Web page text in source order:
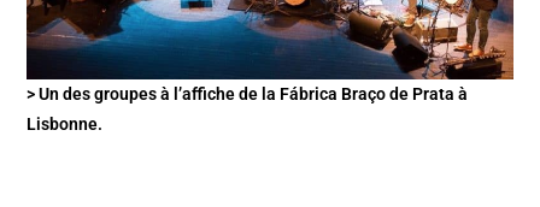
> Un des groupes à l’affiche de la Fábrica Braço de Prata à
Lisbonne.